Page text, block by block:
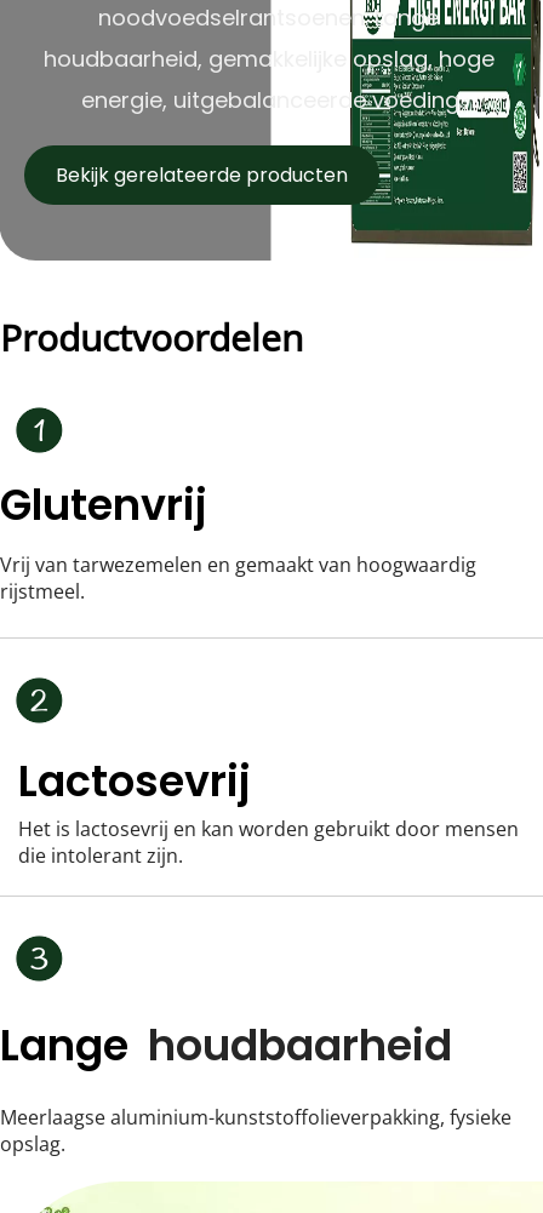
noodvoedselrantsoenen. Lange
houdbaarheid, gemakkelijke opslag, hoge
energie, uitgebalanceerde voeding.
Bekijk gerelateerde producten
Productvoordelen
Glutenvrij
Vrij van tarwezemelen en gemaakt van hoogwaardig
rijstmeel.
Lactosevrij
Het is lactosevrij en kan worden gebruikt door mensen
die intolerant zijn.
Lange houdbaarheid
Meerlaagse aluminium-kunststoffolieverpakking, fysieke
opslag.